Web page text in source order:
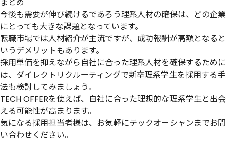
まとめ
今後も需要が伸び続けるであろう理系人材の確保は、どの企業
にとっても大きな課題となっています。
転職市場では人材紹介が主流ですが、成功報酬が高額となると
いうデメリットもあります。
採用単価を抑えながら自社に合った理系人材を確保するために
は、 ダイレクトリクルーティングで新卒理系学生を採用する手
法も検討してみましょう。
TECH OFFERを使えば、自社に合った理想的な理系学生と出会
える可能性が高まります。
気になる採用担当者様は、お気軽にテックオーシャンまでお問
い合わせください。